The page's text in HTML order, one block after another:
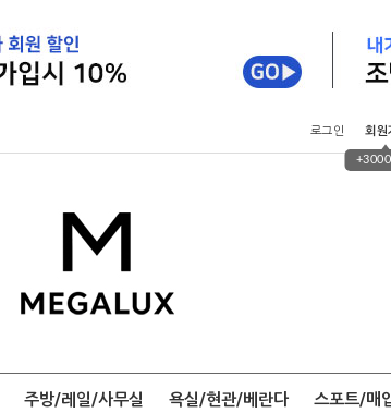
로그인
회원
주방/레일/사무실 욕실/현관/베란다 스포트/매